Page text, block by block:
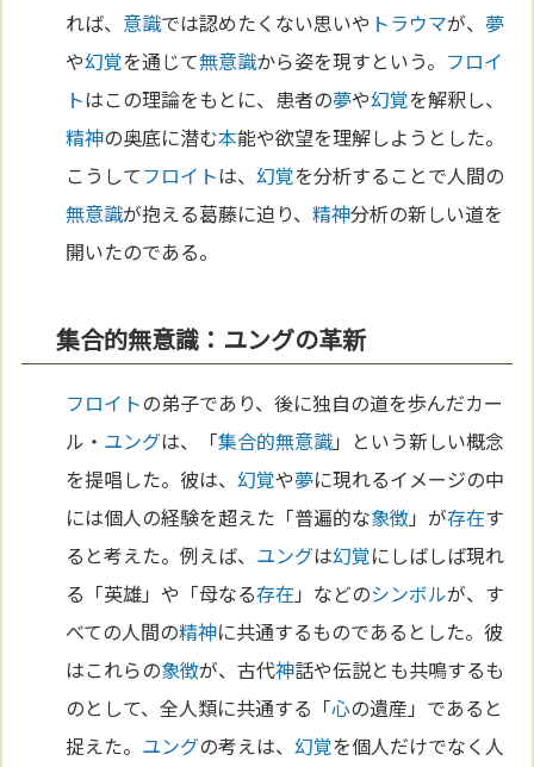
れば、 意識では認めたくない思いや トラウマが、 夢
や幻覚を通じて無意識から姿を現すという。 フロイ
トはこの理論をもとに、患者の夢や幻覚を解釈し、
精神の奥底に潜む本能や欲望を理解しようとした。
こうしてフロイトは、幻覚を分析することで人間の
無意識が抱える葛藤に迫り、精神分析の新しい道を
開いたのである。
集合的無意識：ユングの革新
フロイトの弟子であり、後に独自の道を歩んだカー
ル・ ユングは、「集合的無意識」という新しい概念
を提唱した。彼は、幻覚や夢に現れるイメージの中
には個人の経験を超えた「普遍的な象徴」が存在す
ると考えた。例えば、 ユングは幻覚にしばしば現れ
る「英雄」や「母なる存在 」などのシンボルが、す
べての人間の精神に共通するものであるとした。彼
はこれらの象徴が、古代神話や伝説とも共鳴するも
のとして、全人類に共通する「心の遺産」であると
捉えた。 ユングの考えは、幻覚を個人だけでなく人